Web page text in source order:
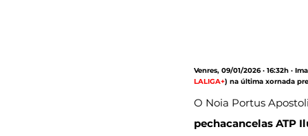
Venres, 09/01/2026 · 16:32h ·
LALIGA+) na última xornada
O Noia Portus
pechacancelas ATP